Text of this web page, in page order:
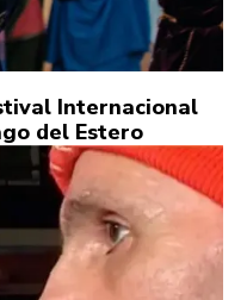
Internacional
del Estero